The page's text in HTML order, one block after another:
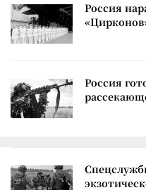
Россия
Россия